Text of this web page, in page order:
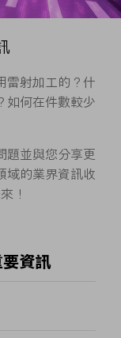
雷射加工的？什
如何在件數較少
題並與您分享更
域的業界資訊收
！
資訊